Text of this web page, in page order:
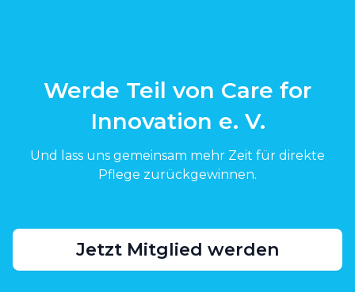
Werde Teil von Care for
Innovation e. V.
Und lass uns gemeinsam mehr Zeit für direkte
Pflege zurückgewinnen.
Jetzt Mitglied werden